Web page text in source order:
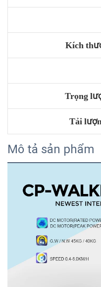
Kích
Trọng
Tải
Mô tả sản phẩm